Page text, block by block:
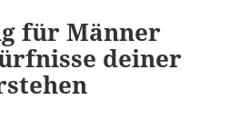
für Männer
deiner